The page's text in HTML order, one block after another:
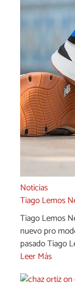
Noticias
Tiago Lemos
Tiago Lemos
nuevo pro
pasado Tiago
Leer Más